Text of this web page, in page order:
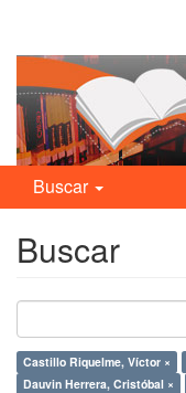
Buscar
Buscar
Castillo Riquelme, Víctor ×
Dauvin Herrera, Cristóbal ×